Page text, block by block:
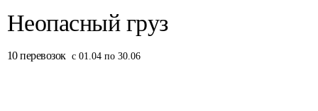
Неопасный груз
10 перевозок с 01.04 по 30.06